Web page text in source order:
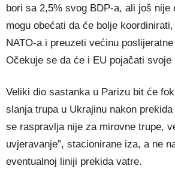
bori sa 2,5% svog BDP-a, ali još nije
mogu obećati da će bolje
NATO-a i preuzeti većinu
Očekuje se da će i EU pojačati svoje
Veliki dio sastanka u Parizu bit će
slanja trupa u Ukrajinu nakon
se raspravlja nije za mirovne trupe,
uvjeravanje”, stacionirane iza, a ne
eventualnoj liniji prekida vatre.